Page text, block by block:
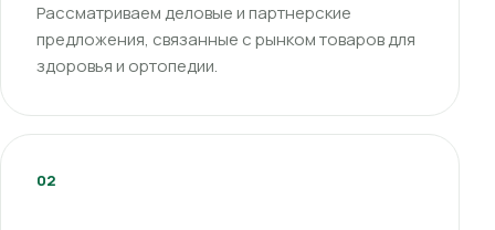
Рассматриваем деловые и партнерские
предложения, связанные с рынком товаров для
здоровья и ортопедии.
02